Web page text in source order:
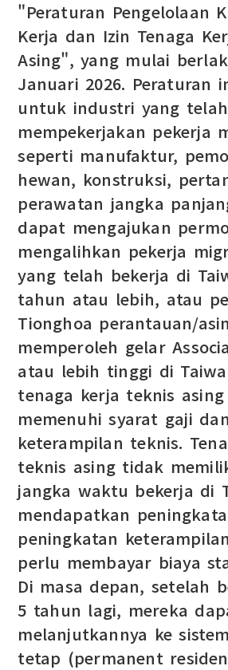
"Peraturan Pengelolaan
Kerja dan Izin Tenaga
Asing", yang mulai
Januari 2026. Peraturan
untuk industri yang telah
mempekerjakan pekerja
seperti manufaktur,
hewan, konstruksi,
perawatan jangka
dapat mengajukan
mengalihkan pekerja
yang telah bekerja di
tahun atau lebih, atau
Tionghoa perantauan/
memperoleh gelar
atau lebih tinggi di
tenaga kerja teknis
memenuhi syarat gaji
keterampilan teknis.
teknis asing tidak
jangka waktu bekerja di
mendapatkan
peningkatan
perlu membayar biaya
Di masa depan, setelah
5 tahun lagi, mereka
melanjutkannya ke
tetap (permanent